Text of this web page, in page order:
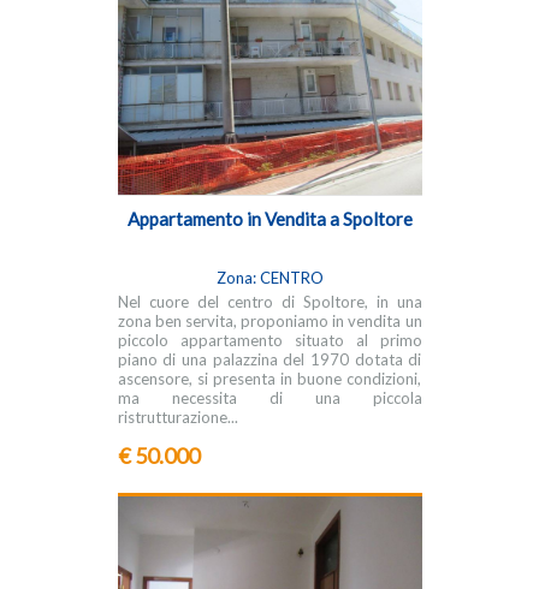
Appartamento in Vendita a Spoltore
Zona: CENTRO
Nel cuore del centro di Spoltore, in una
zona ben servita, proponiamo in vendita un
piccolo appartamento situato al primo
piano di una palazzina del 1970 dotata di
ascensore, si presenta in buone condizioni,
ma necessita di una piccola
ristrutturazione...
€ 50.000